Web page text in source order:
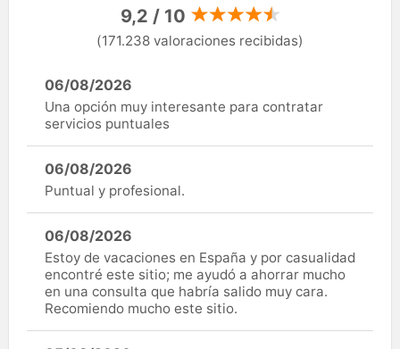
9,2 / 10
(171.238 valoraciones recibidas)
06/08/2026
Una opción muy interesante para contratar
servicios puntuales
06/08/2026
Puntual y profesional.
06/08/2026
Estoy de vacaciones en España y por casualidad
encontré este sitio; me ayudó a ahorrar mucho
en una consulta que habría salido muy cara.
Recomiendo mucho este sitio.